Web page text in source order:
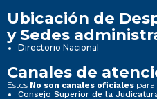
Ubicación de
y Sedes
Directorio Nacional
Canales de
Estos No son canales oficiales
Consejo Superior de la